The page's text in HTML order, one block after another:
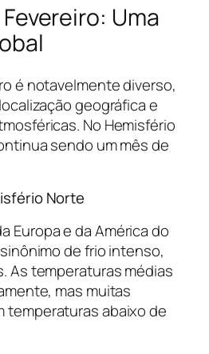
Uma
é notavelmente diverso,
geográfica e
No Hemisfério
sendo um mês de
Norte
Europa e da América do
de frio intenso,
As temperaturas médias
mas muitas
temperaturas abaixo de